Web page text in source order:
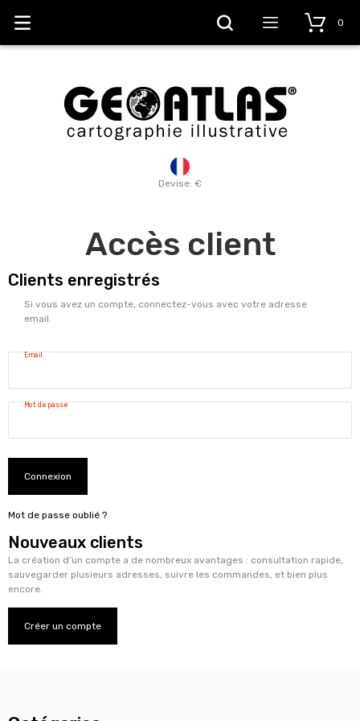
Devise: €
0
Accès client
Clients enregistrés
Si vous avez un compte, connectez-vous avec votre adresse
email.
Email
Mot de passe
Connexion
Mot de passe oublié ?
Nouveaux clients
La création d’un compte a de nombreux avantages : consultation rapide,
sauvegarder plusieurs adresses, suivre les commandes, et bien plus
encore.
Créer un compte